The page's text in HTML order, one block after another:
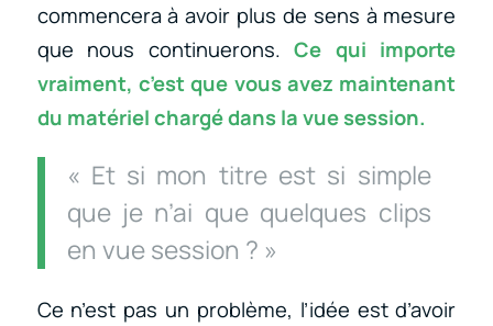
commencera à avoir plus de sens à mesure
que nous continuerons.Ce qui importe
vraiment, c’est que vous avez maintenant
du matériel chargé dans la vue session.
« Et si mon titre est si simple
que je n’ai que quelques clips
en vue session ? »
Ce n’est pas un problème, l’idée est d’avoir